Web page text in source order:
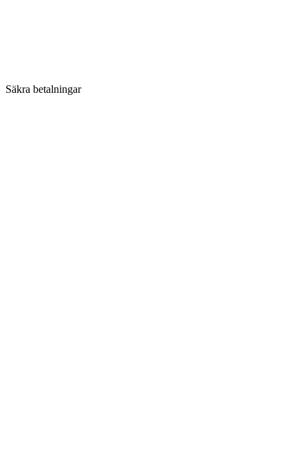
Säkra betalningar